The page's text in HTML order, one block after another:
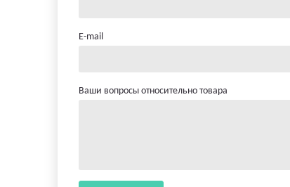
E-mail
Ваши вопросы относительно товара